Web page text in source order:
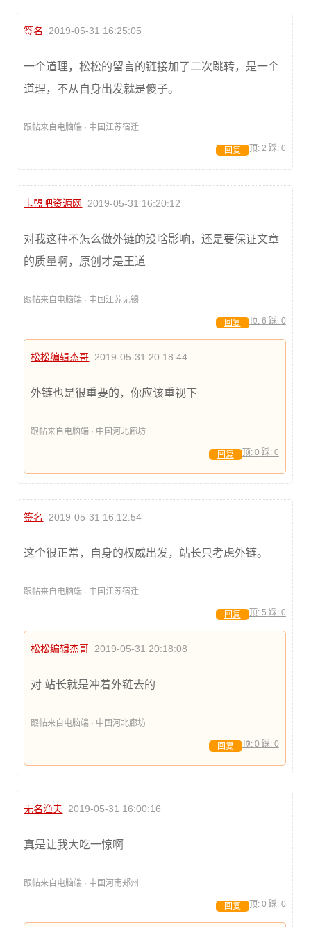
签名 2019-05-31 16:25:05
一个道理，松松的留言的链接加了二次跳转，是一个
道理，不从自身出发就是傻子。
跟帖来自电脑端 · 中国江苏宿迁
顶: 2 踩: 0
回复
卡盟吧资源网 2019-05-31 16:20:12
对我这种不怎么做外链的没啥影响，还是要保证文章
的质量啊，原创才是王道
跟帖来自电脑端 · 中国江苏无锡
顶: 6 踩: 0
回复
松松编辑杰哥 2019-05-31 20:18:44
外链也是很重要的，你应该重视下
跟帖来自电脑端 · 中国河北廊坊
顶: 0 踩: 0
回复
签名 2019-05-31 16:12:54
这个很正常，自身的权威出发，站长只考虑外链。
跟帖来自电脑端 · 中国江苏宿迁
顶: 5 踩: 0
回复
松松编辑杰哥 2019-05-31 20:18:08
对 站长就是冲着外链去的
跟帖来自电脑端 · 中国河北廊坊
顶: 0 踩: 0
回复
无名渔夫 2019-05-31 16:00:16
真是让我大吃一惊啊
跟帖来自电脑端 · 中国河南郑州
顶: 0 踩: 0
回复